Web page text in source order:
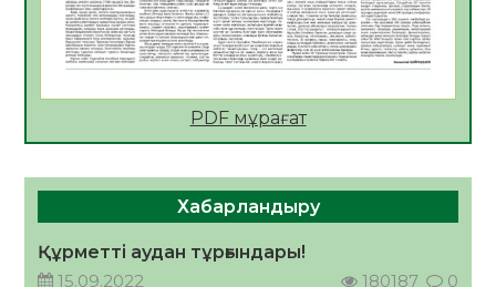
Үкіметте Президенттің отандық тауарды
қолдау жөніндегі тапсырмаларының
жүзеге асырылу барысы қаралуда
Жазғы лагерьде оқушылармен
профилактикалық кездесу өтті
04.08.2026
47 0
Құрылтай: Қызылордада 1344 комиссия
мүшесінің білімі жетілдіріледі
04.08.2026
38 0
PDF мұрағат
Хабарландыру
Құрметті аудан тұрғындары!
15.09.2022
180187
0